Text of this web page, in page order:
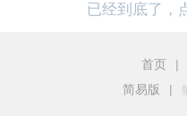
已经到底了，
首页 |
简易版
|